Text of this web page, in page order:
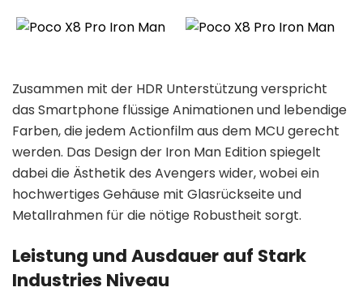
Zusammen mit der HDR Unterstützung verspricht
das Smartphone flüssige Animationen und lebendige
Farben, die jedem Actionfilm aus dem MCU gerecht
werden. Das Design der Iron Man Edition spiegelt
dabei die Ästhetik des Avengers wider, wobei ein
hochwertiges Gehäuse mit Glasrückseite und
Metallrahmen für die nötige Robustheit sorgt.
Leistung und Ausdauer auf Stark
Industries Niveau